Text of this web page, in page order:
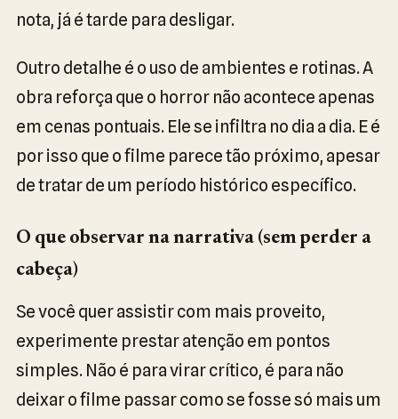
nota, já é tarde para desligar.
Outro detalhe é o uso de ambientes e rotinas. A
obra reforça que o horror não acontece apenas
em cenas pontuais. Ele se infiltra no dia a dia. E é
por isso que o filme parece tão próximo, apesar
de tratar de um período histórico específico.
O que observar na narrativa (sem perder a
cabeça)
Se você quer assistir com mais proveito,
experimente prestar atenção em pontos
simples. Não é para virar crítico, é para não
deixar o filme passar como se fosse só mais um